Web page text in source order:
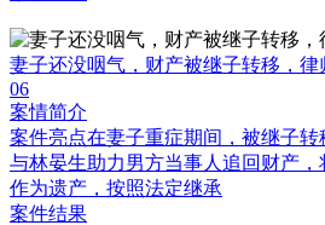
妻子还没咽气，财产被继子转移，
06
案情简介
案件亮点在妻子重症期间，被继子
与林晏生助力男方当事人追回财产
作为遗产，按照法定继承
案件结果